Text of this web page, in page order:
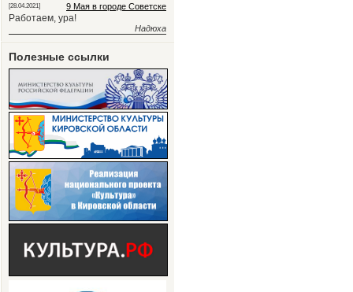
[28.04.2021] 9 Мая в городе Советске
Работаем, ура!
Надюха
Полезные ссылки